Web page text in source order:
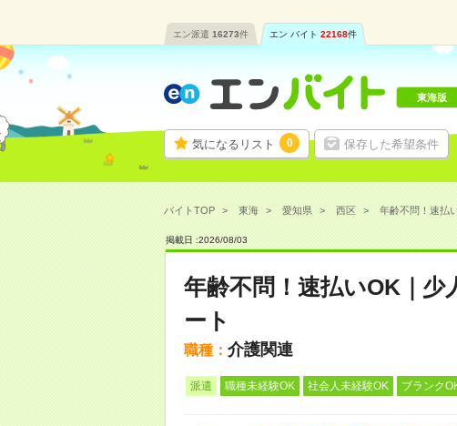
エン派遣 16273件 エン バイト 22168件
気になるリスト 0 保存した希望条件
東海版
バイトTOP 東海 愛知県 西区 年齢不問！速払
掲載日 :2026/08/03
年齢不問！速払いOK｜
ート
職種： 介護関連
派遣 職種未経験OK 社会人未経験OK ブランク